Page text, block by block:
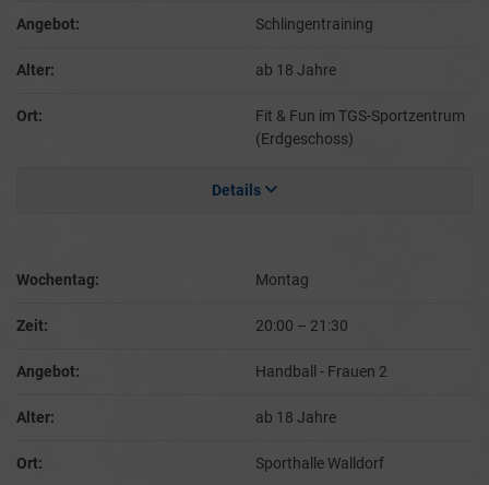
Angebot: Schlingentraining
Alter: ab 18 Jahre
Ort:
Fit & Fun im TGS-Sportzentrum
(Erdgeschoss)
Details
Wochentag: Montag
Zeit: 20:00 – 21:30
Angebot: Handball - Frauen 2
Alter: ab 18 Jahre
Ort: Sporthalle Walldorf